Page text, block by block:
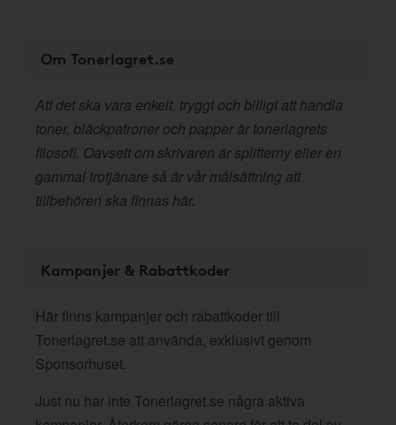
Om Tonerlagret.se
Att det ska vara enkelt, tryggt och billigt att handla
toner, bläckpatroner och papper är tonerlagrets
filosofi. Oavsett om skrivaren är splitterny eller en
gammal trotjänare så är vår målsättning att
tillbehören ska finnas här.
Kampanjer & Rabattkoder
Här finns kampanjer och rabattkoder till
Tonerlagret.se att använda, exklusivt genom
Sponsorhuset.
Just nu har inte Tonerlagret.se några aktiva